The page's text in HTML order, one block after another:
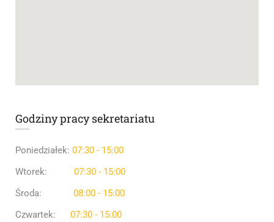
Godziny pracy sekretariatu
Poniedziałek: 07:30 - 15:00
Wtorek: 07:30 - 15:00
Środa: 08:00 - 15:00
Czwartek: 07:30 - 15:00